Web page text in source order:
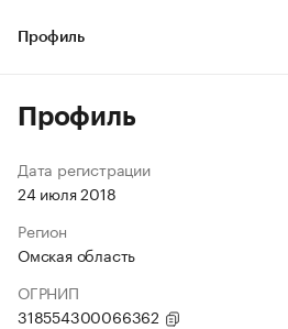
Профиль
Профиль
Дата регистрации
24 июля 2018
Регион
Омская область
ОГРНИП
318554300066362